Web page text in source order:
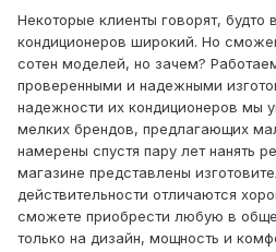
Некоторые клиенты говорят,
кондиционеров широкий. Но
сотен моделей, но зачем?
проверенными и надежными
надежности их кондиционеров мы
мелких брендов, предлагающих
намерены спустя пару лет нанять
магазине представлены
действительности отличаются
сможете приобрести любую в
только на дизайн, мощность и